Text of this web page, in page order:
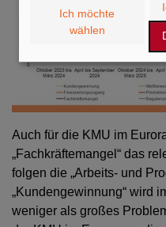
Auch für die KMU im
„Fachkräftemangel“ das
folgen die „Arbeits- und
„Kundengewinnung“ wird
weniger als großes
Ich möchte
wählen